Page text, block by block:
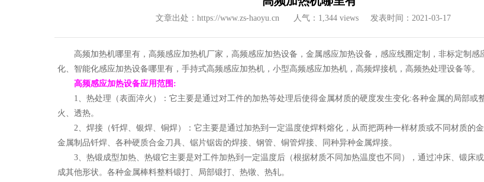
文章出处：https://www.zs-haoyu.cn 人气：1,344 views 发表时间：2021-03-17
高频加热机哪里有，高频感应加热机厂家，高频感应加热设备，金属感应加热设备，感应线圈定制，非标定制感
化、智能化感应加热设备哪里有，手持式高频感应加热机，小型高频感应加热机，高频焊接机，高频热处理设备等。
高频感应加热设备应用范围 :
1、热处理（表面淬火）：它主要是通过对工件的加热等处理后使得金属材质的硬度发生变化:各种金属的局部或
火、透热。
2、焊接（钎焊、银焊、铜焊）：它主要是通过加热到一定温度使焊料熔化，从而把两种一样材质或不同材质的
金属制品钎焊、各种硬质合金刀具、锯片锯齿的焊接、钢管、铜管焊接、同种异种金属焊接。
3、热锻成型加热、热锻它主要是对工件加热到一定温度后（根据材质不同加热温度也不同），通过冲床、锻床
成其他形状。各种金属棒料整料锻打、局部锻打、热镦、热轧。